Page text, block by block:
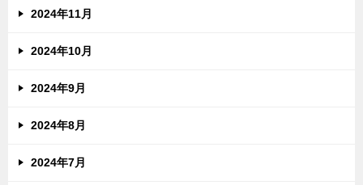
2024年11月
2024年10月
2024年9月
2024年8月
2024年7月